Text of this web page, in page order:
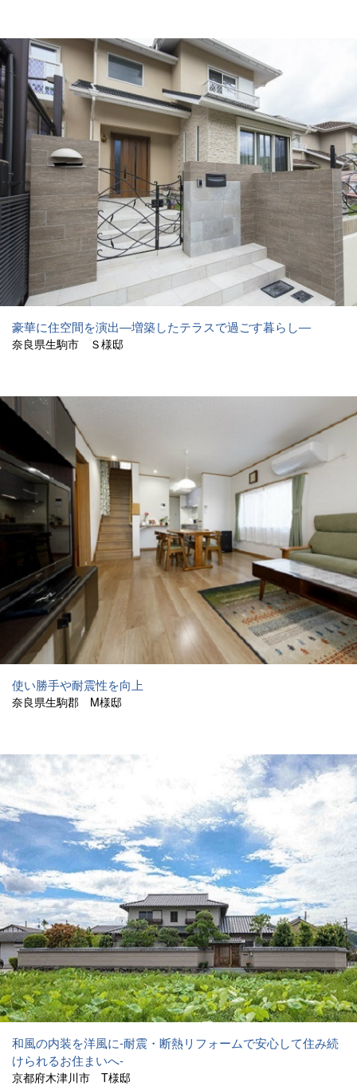
豪華に住空間を演出―増築したテラスで過ごす暮らし―
奈良県生駒市 Ｓ様邸
使い勝手や耐震性を向上
奈良県生駒郡 M様邸
和風の内装を洋風に-耐震・断熱リフォームで安心して住み続
けられるお住まいへ-
京都府木津川市 T様邸